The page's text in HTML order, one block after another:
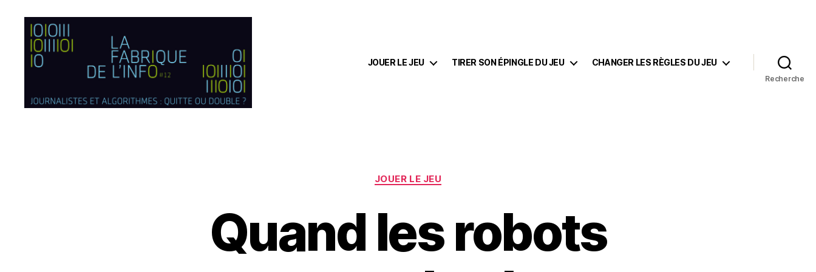
JOUER LE JEU TIRER SON ÉPINGLE DU JEU CHANGER LES RÈGLES DU JEU
Recherche
Catégories
JOUER LE JEU
Quand les robots